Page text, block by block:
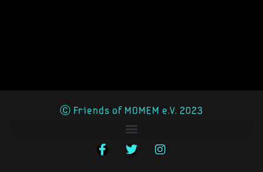
Ⓒ Friends of MOMEM e.V. 2023